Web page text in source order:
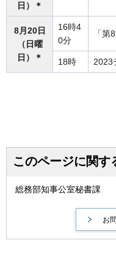
日）＊
8月20日
（日曜
日）＊
16時4
0分
「
18時 2023
このページに関す
総務部知事公室秘書課